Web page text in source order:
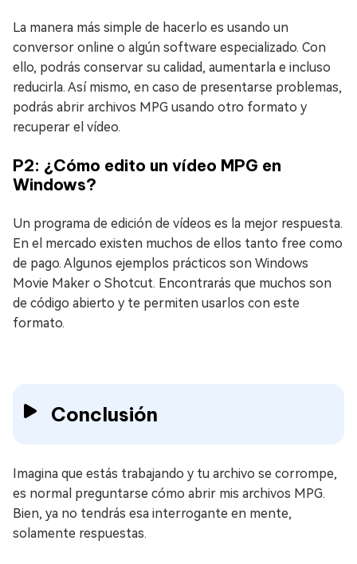
La manera más simple de hacerlo es usando un
conversor online o algún software especializado. Con
ello, podrás conservar su calidad, aumentarla e incluso
reducirla. Así mismo, en caso de presentarse problemas,
podrás abrir archivos MPG usando otro formato y
recuperar el vídeo.
P2: ¿Cómo edito un vídeo MPG en
Windows?
Un programa de edición de vídeos es la mejor respuesta.
En el mercado existen muchos de ellos tanto free como
de pago. Algunos ejemplos prácticos son Windows
Movie Maker o Shotcut. Encontrarás que muchos son
de código abierto y te permiten usarlos con este
formato.
Conclusión
Imagina que estás trabajando y tu archivo se corrompe,
es normal preguntarse cómo abrir mis archivos MPG.
Bien, ya no tendrás esa interrogante en mente,
solamente respuestas.